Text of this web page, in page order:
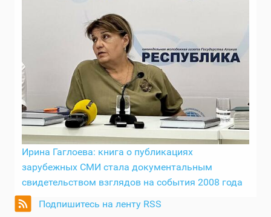
Ирина Гаглоева: книга о публикациях
зарубежных СМИ стала документальным
свидетельством взглядов на события 2008 года
Подпишитесь на ленту RSS